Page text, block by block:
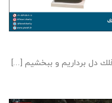
دل برداريم و ببخشيم [...]